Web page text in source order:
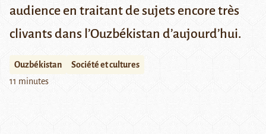
audience en traitant de sujets encore très
clivants dans l’Ouzbékistan d’aujourd’hui.
Ouzbékistan
Société et cultures
11 minutes